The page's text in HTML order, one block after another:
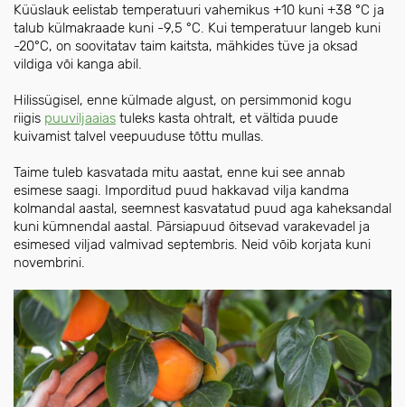
Küüslauk eelistab temperatuuri vahemikus +10 kuni +38 °C ja
talub külmakraade kuni -9,5 °C. Kui temperatuur langeb kuni
-20°C, on soovitatav taim kaitsta, mähkides tüve ja oksad
vildiga või kanga abil.
Hilissügisel, enne külmade algust, on persimmonid kogu
riigis puuviljaaias tuleks kasta ohtralt, et vältida puude
kuivamist talvel veepuuduse tõttu mullas.
Taime tuleb kasvatada mitu aastat, enne kui see annab
esimese saagi. Imporditud puud hakkavad vilja kandma
kolmandal aastal, seemnest kasvatatud puud aga kaheksandal
kuni kümnendal aastal. Pärsiapuud õitsevad varakevadel ja
esimesed viljad valmivad septembris. Neid võib korjata kuni
novembrini.